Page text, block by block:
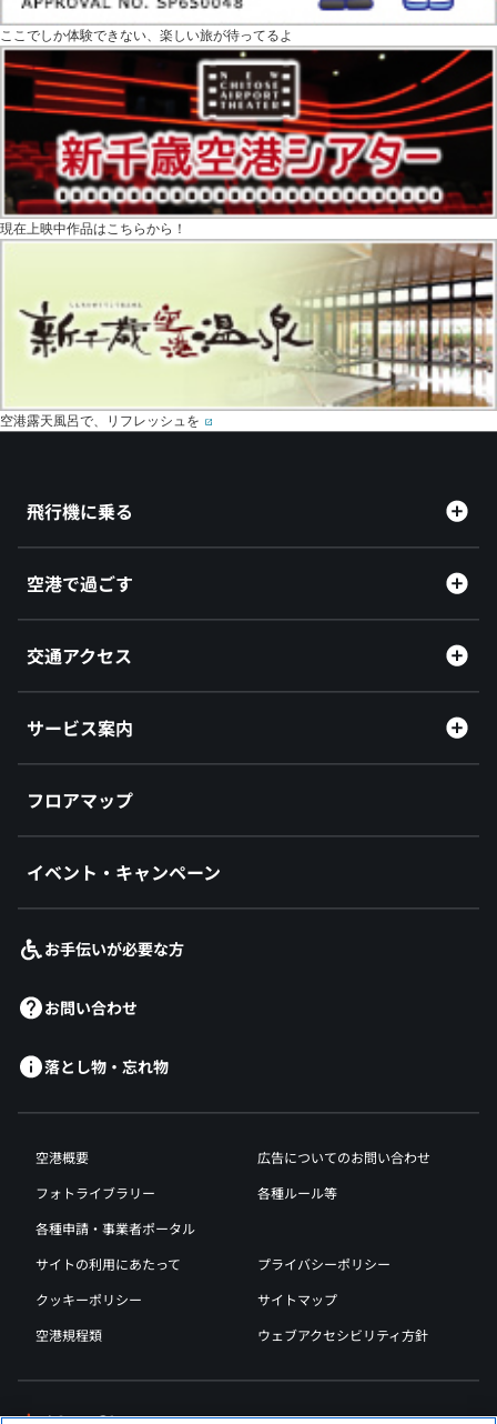
ここでしか体験できない、楽しい旅が待ってるよ
現在上映中作品はこちらから！
空港露天風呂で、リフレッシュを
飛行機に乗る
空港で過ごす
交通アクセス
サービス案内
フロアマップ
イベント・キャンペーン
お手伝いが必要な方
お問い合わせ
落とし物・忘れ物
空港概要
広告についてのお問い合わせ
フォトライブラリー
各種ルール等
各種申請・事業者ポータル
サイトの利用にあたって
プライバシーポリシー
クッキーポリシー
サイトマップ
空港規程類
ウェブアクセシビリティ方針